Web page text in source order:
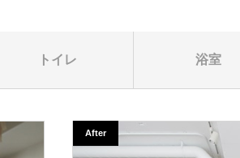
トイレ 浴室